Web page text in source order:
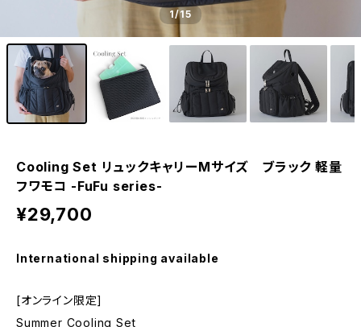
1/15
Cooling Set リュックキャリーMサイズ ブラック 軽量
フワモコ -FuFu series-
¥29,700
International shipping available
[オンライン限定]
Summer Cooling Set